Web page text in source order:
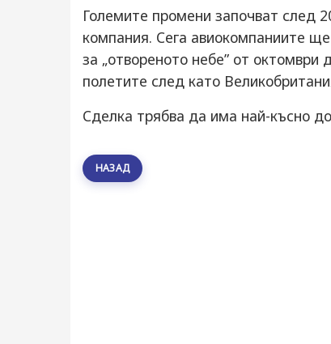
Големите промени започват след
компания. Сега авиокомпаниите
за „отвореното небе” от
полетите след като
Сделка трябва да има най-късно
НАЗАД